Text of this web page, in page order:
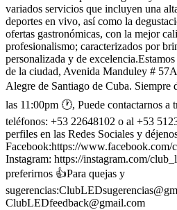
variados servicios que incluyen una
deportes en vivo, así como la
ofertas gastronómicas, con la mejor
profesionalismo; caracterizados por
personalizada y de
de la ciudad, Avenida Manduley #
Alegre de Santiago de Cuba. Siempre
las 11:00pm 🕐, Puede contactarnos a
teléfonos: +53 22648102 o al +53
perfiles en las Redes Sociales y
Facebook:https://www.facebook.com/
Instagram: https://instagram.com/
preferirnos 👍Para quejas y
sugerencias:
ClubLEDfeedback@gmail.com